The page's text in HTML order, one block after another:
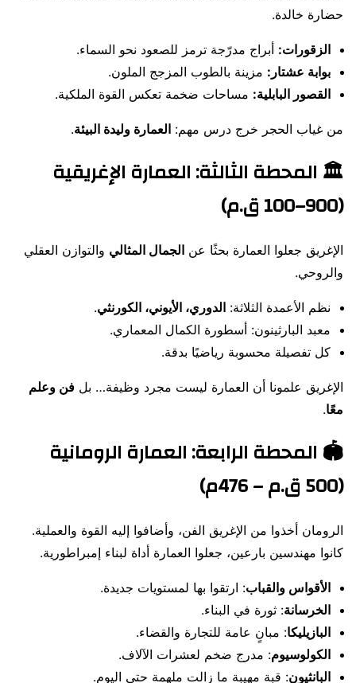
حضارة خالدة.
الزقورات: أبراج مدرّجة ترمز للصعود نحو السماء.
بوابة عشتار: مزينة بالطوب المزجج الملون.
القصور البابلية: مساحات ضخمة تعكس القوة الملكية.
من غياب الحجر خرج درس مهم: العمارة وليدة البيئة.
🏛️ المحطة الثالثة: العمارة الإغريقية
(900–100 ق.م)
الإغريق جعلوا العمارة بحثًا عن الجمال المثالي والتوازن العقلي
والروحي.
نظم الأعمدة الثلاثة: الدوري، الأيوني، الكورنثي.
معبد البارثينون: أسطورة الكمال المعماري.
كل تفصيلة محسوبة رياضيًا بدقة.
الإغريق علمونا أن العمارة ليست مجرد وظيفة… بل فن وعلم
معًا.
🏟️ المحطة الرابعة: العمارة الرومانية
(500 ق.م – 476م)
الرومان أخذوا من الإغريق الفن، وأضافوا إليه القوة والعملية.
كانوا مهندسين بارعين، جعلوا العمارة أداة لبناء إمبراطورية.
الأقواس والقباب: ارتقوا بها لمستويات جديدة.
الخرسانة: ثورة في البناء.
البازيليكا: مبانٍ عامة للتجارة والقضاء.
الكولوسيوم: مدرج ضخم لعشرات الآلاف.
البانثيون: قبة مهيبة ما زالت ملهمة حتى اليوم.